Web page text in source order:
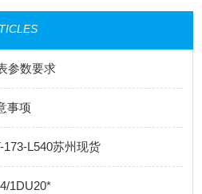
参数要求
事项
L540苏州现货
1DU20*